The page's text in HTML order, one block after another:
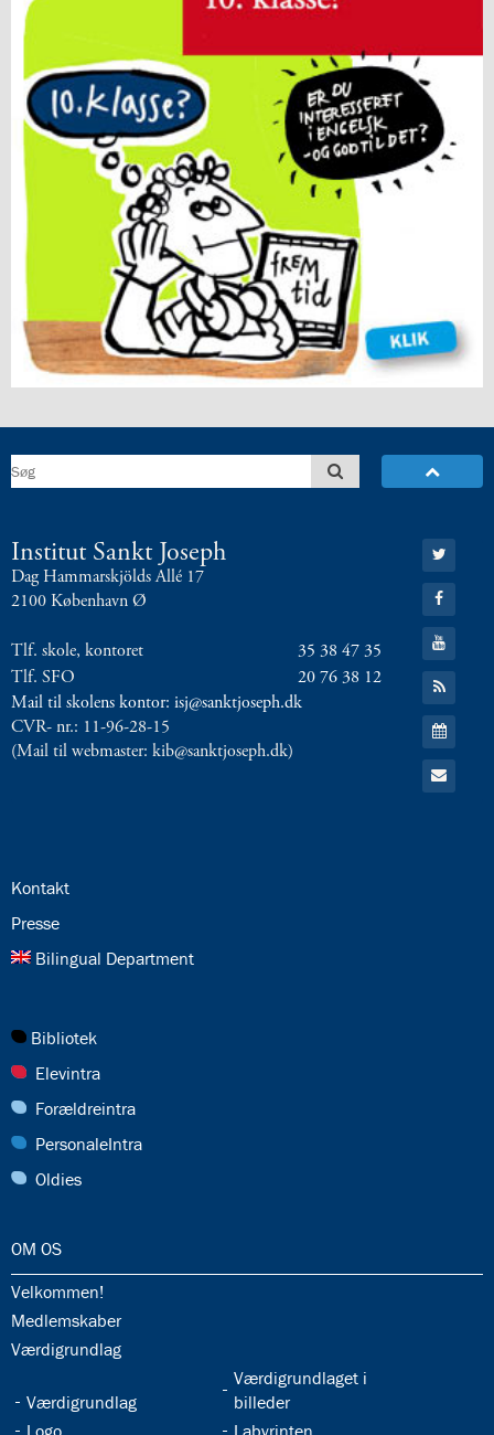
Institut Sankt Joseph
Dag Hammarskjölds Allé 17
2100 København Ø
Tlf. skole, kontoret
35 38 47 35
Tlf. SFO
20 76 38 12
Mail til skolens kontor: isj@sanktjoseph.dk
CVR- nr.: 11-96-28-15
(Mail til webmaster: kib@sanktjoseph.dk)
Gå
til:
Twitter
Gå
til:
Facebook
Gå
til:
YouTube
Gå
til:
RSS
feed
Gå
til:
Kalender
Gå
til:
24.0:
Kontakt
25.0:
Presse
26.0:
Bilingual Department
27.0:
Bibliotek
28.0:
Elevintra
29.0:
Forældreintra
30.0:
PersonaleIntra
31.0:
Oldies
32.0:
OM OS
32.1:
Velkommen!
32.2:
Medlemskaber
32.3:
Værdigrundlag
32.4:
Værdigrundlag
32.5:
Værdigrundlaget i
billeder
32.6:
32.7: